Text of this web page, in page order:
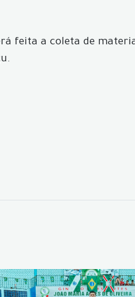
feita a coleta de